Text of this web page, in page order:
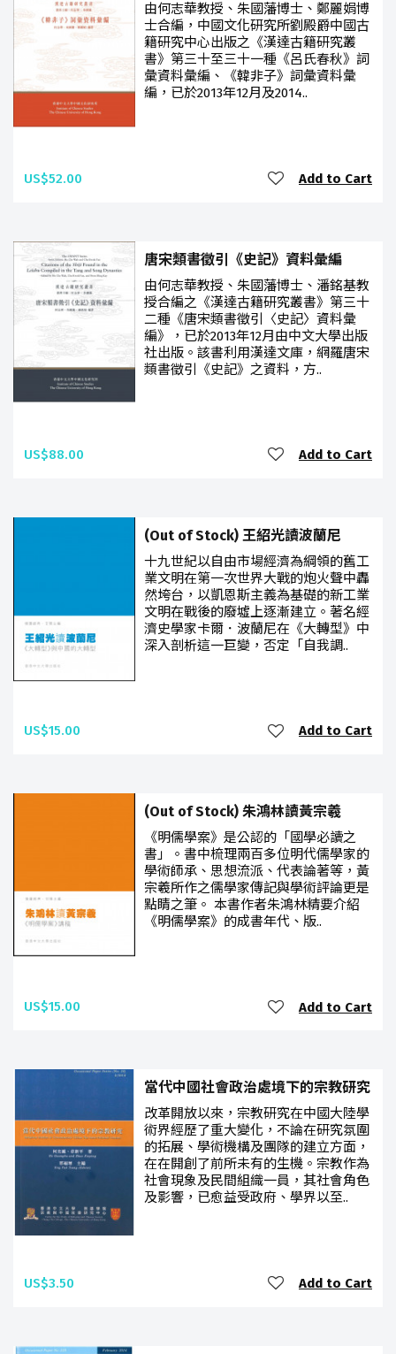
由何志華教授、朱國藩博士、鄭麗娟博
士合編，中國文化研究所劉殿爵中國古
籍研究中心出版之《漢達古籍研究叢
書》第三十至三十一種《呂氏春秋》詞
彙資料彙編、《韓非子》詞彙資料彙
編，已於2013年12月及2014..
US$52.00 Add to Cart
唐宋類書徵引《史記》資料彙編
由何志華教授、朱國藩博士、潘銘基教
授合編之《漢達古籍研究叢書》第三十
二種《唐宋類書徵引〈史記〉資料彙
編》，已於2013年12月由中文大學出版
社出版。該書利用漢達文庫，網羅唐宋
類書徵引《史記》之資料，方..
US$88.00 Add to Cart
(Out of Stock) 王紹光讀波蘭尼
十九世紀以自由市場經濟為綱領的舊工
業文明在第一次世界大戰的炮火聲中轟
然垮台，以凱恩斯主義為基礎的新工業
文明在戰後的廢墟上逐漸建立。著名經
濟史學家卡爾．波蘭尼在《大轉型》中
深入剖析這一巨變，否定「自我調..
US$15.00 Add to Cart
(Out of Stock) 朱鴻林讀黃宗羲
《明儒學案》是公認的「國學必讀之
書」。書中梳理兩百多位明代儒學家的
學術師承、思想流派、代表論著等，黃
宗羲所作之儒學家傳記與學術評論更是
點睛之筆。 本書作者朱鴻林精要介紹
《明儒學案》的成書年代、版..
US$15.00 Add to Cart
當代中國社會政治處境下的宗教研究
改革開放以來，宗教研究在中國大陸學
術界經歷了重大變化，不論在研究氛圍
的拓展、學術機構及團隊的建立方面，
在在開創了前所未有的生機。宗教作為
社會現象及民間組織一員，其社會角色
及影響，已愈益受政府、學界以至..
US$3.50 Add to Cart